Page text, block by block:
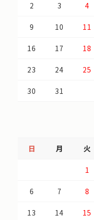
2 3 4
9 10 11
16 17 18
23 24 25
30 31
日 月 火
1
6 7 8
13 14 15